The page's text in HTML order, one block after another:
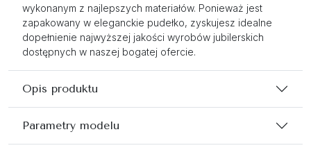
wykonanym z najlepszych materiałów. Ponieważ jest
zapakowany w eleganckie pudełko, zyskujesz idealne
dopełnienie najwyższej jakości wyrobów jubilerskich
dostępnych w naszej bogatej ofercie.
Opis produktu
Parametry modelu